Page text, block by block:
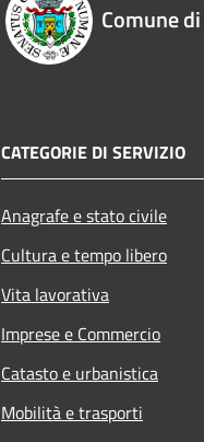
Comune
CATEGORIE DI SERVIZIO
Anagrafe e stato civile
Cultura e tempo libero
Vita lavorativa
Imprese e Commercio
Catasto e urbanistica
Mobilità e trasporti